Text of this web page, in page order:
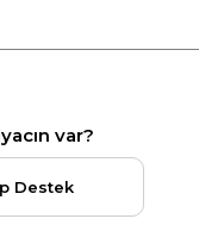
var?
Destek